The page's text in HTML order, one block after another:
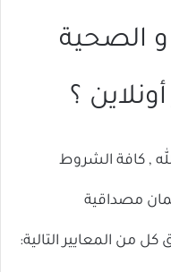
و الصحية
؟
, كافة الشروط
مصداقية
من المعايير التالية: